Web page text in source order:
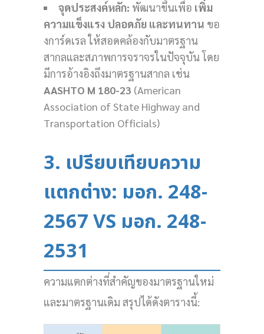
จุดประสงค์หลัก: พัฒนาขึ้นเพื่อ เพิ่ม
ความแข็งแรง ปลอดภัย และทนทาน ขอ
งการ์ดเรล ให้สอดคล้องกับมาตรฐาน
สากลและสภาพการจราจรในปัจจุบัน โดย
มีการอ้างอิงถึงมาตรฐานสากล เช่น
AASHTO M 180-23 (American
Association of State Highway and
Transportation Officials)
3. เปรียบเทียบความ
แตกต่าง: มอก. 248-
2567 VS มอก. 248-
2531
ความแตกต่างที่สำคัญของมาตรฐานใหม่
และมาตรฐานเดิม สรุปได้ดังตารางนี้: